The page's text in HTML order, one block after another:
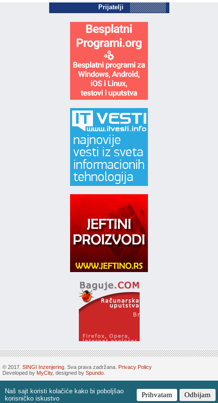
Naš sajt koristi kolačiće kako bi poboljšao
korisničko iskustvo
Prihvatam Odbijam
Prijatelji
© 2017. SINGI Inzenjering . Sva prava zadržana. Privacy Policy
Developed by MyCity, designed by Spundo